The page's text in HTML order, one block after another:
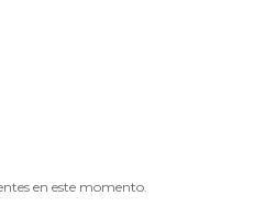
en este momento.